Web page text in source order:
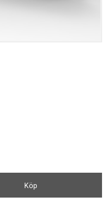
Köp